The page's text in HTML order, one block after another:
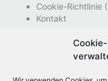
Cookie-Richtlinie
Kontakt
Impressum